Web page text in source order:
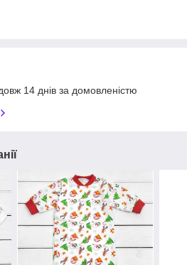
14 днів за домовленістю